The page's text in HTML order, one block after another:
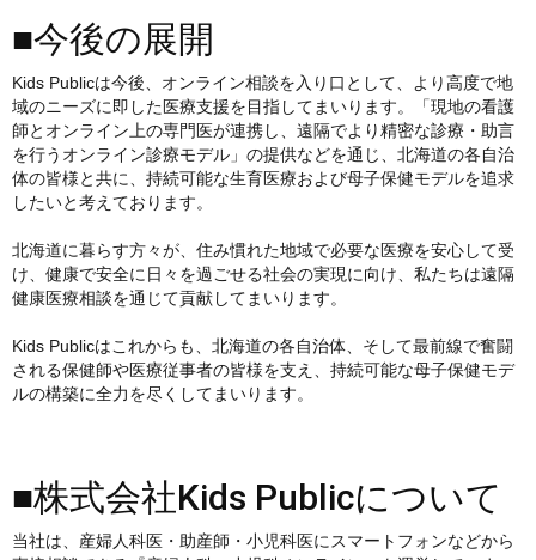
■今後の展開
Kids Publicは今後、オンライン相談を入り口として、より高度で地
域のニーズに即した医療支援を目指してまいります。「現地の看護
師とオンライン上の専門医が連携し、遠隔でより精密な診療・助言
を行うオンライン診療モデル」の提供などを通じ、北海道の各自治
体の皆様と共に、持続可能な生育医療および母子保健モデルを追求
したいと考えております。
北海道に暮らす方々が、住み慣れた地域で必要な医療を安心して受
け、健康で安全に日々を過ごせる社会の実現に向け、私たちは遠隔
健康医療相談を通じて貢献してまいります。
Kids Publicはこれからも、北海道の各自治体、そして最前線で奮闘
される保健師や医療従事者の皆様を支え、持続可能な母子保健モデ
ルの構築に全力を尽くしてまいります。
■株式会社Kids Publicについて
当社は、産婦人科医・助産師・小児科医にスマートフォンなどから